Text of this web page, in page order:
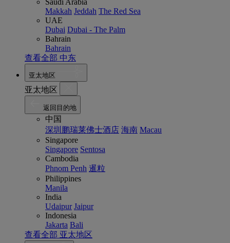
Saudi Arabia
Makkah Jeddah The Red Sea
UAE
Dubai Dubai - The Palm
Bahrain
Bahrain
查看全部 中东
亚太地区
亚太地区
返回目的地
中国
深圳鹏瑞莱佛士酒店 海南 Macau
Singapore
Singapore Sentosa
Cambodia
Phnom Penh 暹粒
Philippines
Manila
India
Udaipur Jaipur
Indonesia
Jakarta Bali
查看全部 亚太地区